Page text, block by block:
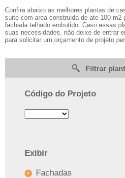
Confira abaixo as melhores plantas de
suite com area construida de ate 100 m2
fachada telhado embutido. Caso essas
suas necessidades, não deixe de entrar
para solicitar um orçamento de projeto
Filtrar
Código do Projeto
Exibir
Fachadas